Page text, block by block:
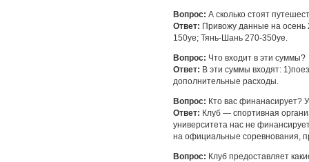
Вопрос: А сколько стоят
Ответ: Привожу данные на осень
150уе; Тянь-Шань 270-350уе.
Вопрос: Что входит в эти суммы?
Ответ: В эти суммы входят:
дополнительные расходы.
Вопрос: Кто вас финанасирует?
Ответ: Клуб — спортивная
университета нас не
на официальные соревнования,
Вопрос: Клуб предоставляет